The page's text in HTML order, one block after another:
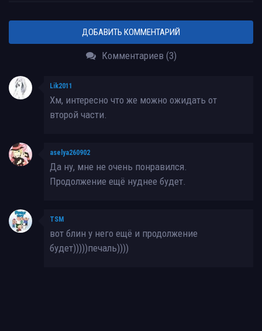
ДОБАВИТЬ КОММЕНТАРИЙ
Комментариев (3)
Lik2011
Хм, интересно что же можно ожидать от
второй части.
aselya260902
Да ну, мне не очень понравился.
Продолжение ещё нуднее будет.
TSM
вот блин у него ещё и продолжение
будет)))))печаль))))